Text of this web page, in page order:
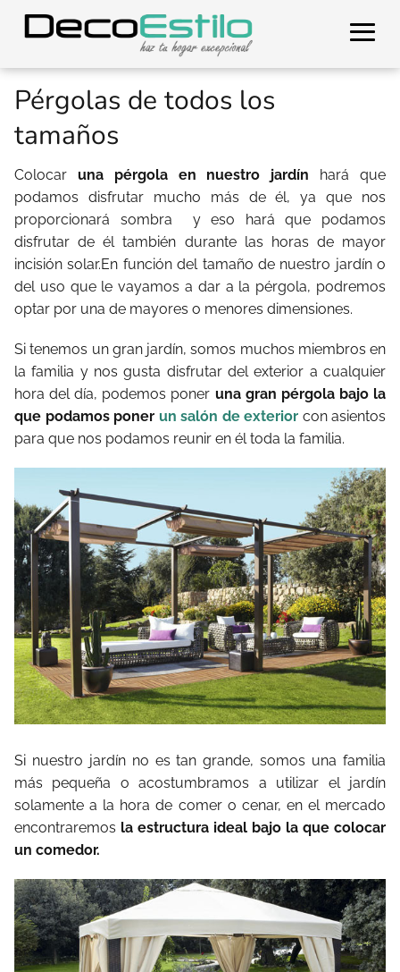
Pérgolas de todos los
tamaños
Colocar una pérgola en nuestro jardín hará que
podamos disfrutar mucho más de él, ya que nos
proporcionará sombra
y eso hará que podamos
disfrutar de él también durante las horas de mayor
incisión solar.En función del tamaño de nuestro jardín o
del uso que le vayamos a dar a la pérgola, podremos
optar por una de mayores o menores dimensiones.
Si tenemos un gran jardín, somos muchos miembros en
la familia y nos gusta disfrutar del exterior a cualquier
hora del día, podemos poner una gran pérgola bajo la
que podamos poner un salón de exterior con asientos
para que nos podamos reunir en él toda la familia.
Si nuestro jardín no es tan grande, somos una familia
más pequeña o acostumbramos a utilizar el jardín
solamente a la hora de comer o cenar, en el mercado
encontraremos la estructura ideal bajo la que colocar
un comedor.